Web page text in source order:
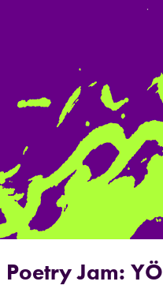
Poetry Jam: YÖ